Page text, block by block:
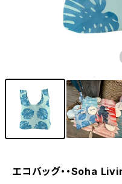
エコバッグ・・Soha